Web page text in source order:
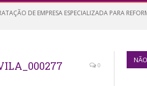
DE EMPRESA ESPECIALIZADA PARA
0